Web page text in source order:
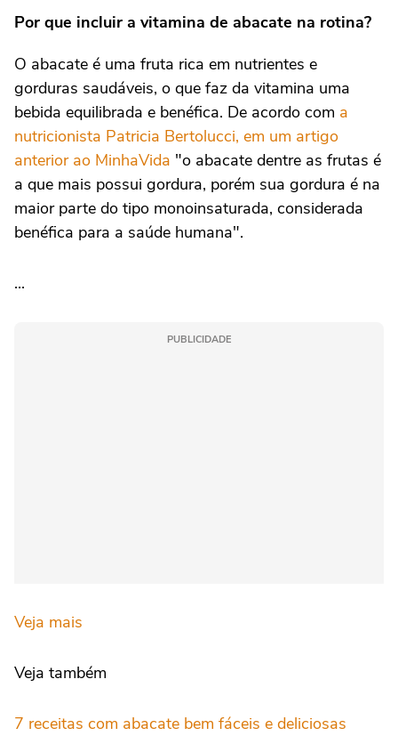
Por que incluir a vitamina de abacate na rotina?
O abacate é uma fruta rica em nutrientes e
gorduras saudáveis, o que faz da vitamina uma
bebida equilibrada e benéfica. De acordo com a
nutricionista Patricia Bertolucci, em um artigo
anterior ao MinhaVida "o abacate dentre as frutas é
a que mais possui gordura, porém sua gordura é na
maior parte do tipo monoinsaturada, considerada
benéfica para a saúde humana".
...
PUBLICIDADE
Veja mais
Veja também
7 receitas com abacate bem fáceis e deliciosas